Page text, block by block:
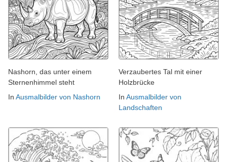
Nashorn, das unter einem
Sternenhimmel steht
In Ausmalbilder von Nashorn
Verzaubertes Tal mit einer
Holzbrücke
In Ausmalbilder von
Landschaften